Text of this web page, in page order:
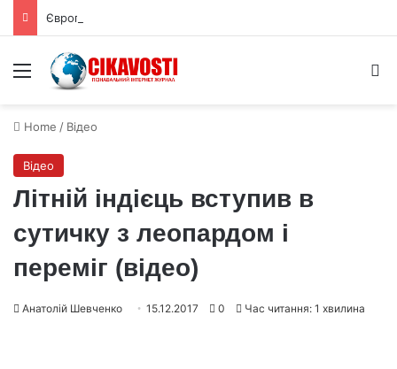
Menu
Home / Відео
Відео
Літній індієць вступив в
сутичку з леопардом і
переміг (відео)
Анатолій Шевченко 15.12.2017 0 Час читання: 1 хвилина